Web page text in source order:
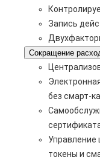
Запись
Сокращение
без смарт-
токены и